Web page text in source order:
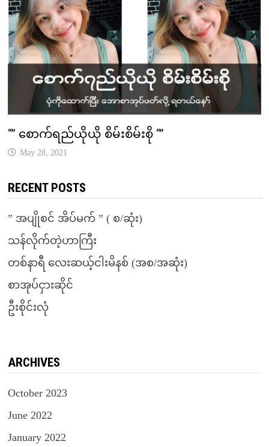
“” စောက်ရည်ယိုယို စိမ်းစိမ်းစို “”
May 28, 2021
RECENT POSTS
” အပျိုစင် အိပ်မက် ” ( စ/ဆုံး)
သန်လိုက်တဲ့ဟာကြီး
တစ်နာရီ လေးဆယ့်ငါးမိနစ် (အစ/အဆုံး)
စာအုပ်ငှားဆိုင်
ဦးစိုင်းလုံ
ARCHIVES
October 2023
June 2022
January 2022